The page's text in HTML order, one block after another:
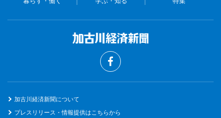
加古川経済新聞について
プレスリリース・情報提供はこちらから